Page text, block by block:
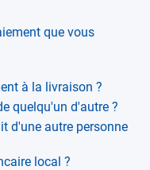
que vous
à la livraison ?
quelqu'un d'autre ?
d'une autre personne
local ?